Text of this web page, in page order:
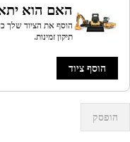
האם הוא
הוסף את הציוד שלך
תיקון זמינות.
הוסף ציוד
הופסק